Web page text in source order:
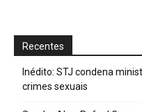
Recentes
Inédito: STJ condena
crimes sexuais